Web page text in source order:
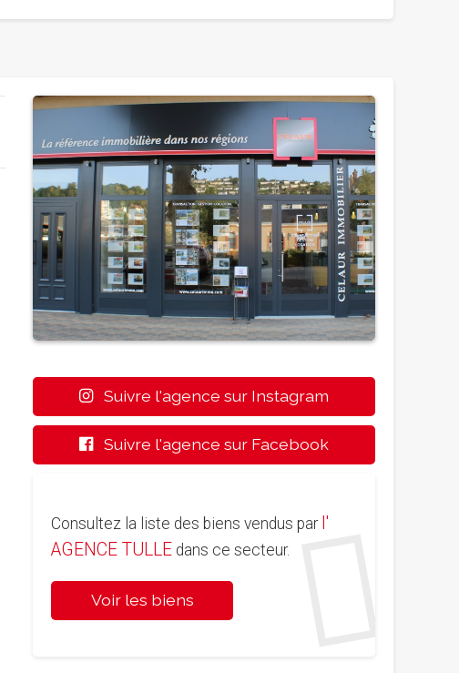
Suivre l'agence sur Instagram
Suivre l'agence sur Facebook
Consultez la liste des biens vendus par l'
AGENCE TULLE dans ce secteur.
Voir les biens